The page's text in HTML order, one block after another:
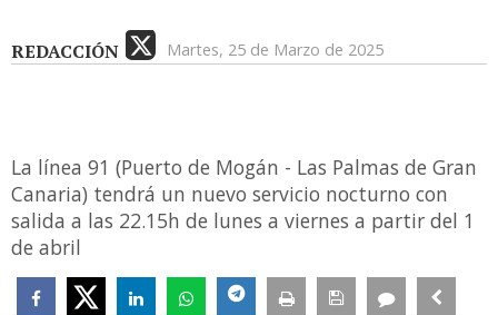
REDACCIÓN Martes, 25 de Marzo de 2025
La línea 91 (Puerto de Mogán - Las Palmas de Gran
Canaria) tendrá un nuevo servicio nocturno con
salida a las 22.15h de lunes a viernes a partir del 1
de abril